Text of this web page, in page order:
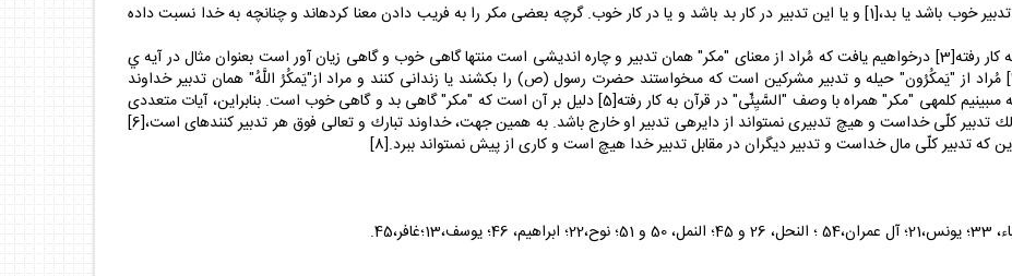
"مكر" در لغت به معناى تدبير است. اعمّ از آن كه اصل تدبير خوب باشد يا بد،[1] و يا اين تدبير در كار بد باشد و يا در كار خوب. گرچه بعضى مكر را به فريب دادن معنا كرده‏اند و چنانچه به خدا نسبت داده
(مكر الهى): با ملاحظه‏ ى آياتى كه كلمه‏ى "مكر" در آن به كار رفته[3] درخواهيم يافت كه مُراد از معناى "مكر" همان تدبير و چاره انديشى است منتها گاهى خوب و گاهى زيان آور است بعنوان مثال در آيه ي
شريفه‏ى «وَ يمكرون و يكمر اللَّه واللَّه خَير الماكِرين».[4] مُراد از "يَمكُرُون" حيله و تدبير مشركين است كه مى‏خواستند حضرت رسول (ص) را بكشند يا زندانى كنند و مراد از"يَمكُرُ اللَّهُ" همان تدبير خداوند
است كه آن حضرت را مأمور به هجرت نمود. و همين كه مى‏بينيم كلمه‏ى "مكر" همراه با وصف "السَّيِئّى" در قرآن به كار رفته[5] دليل بر آن است كه "مكر" گاهى بد و گاهى خوب است. بنابراين، آيات متعددى
كه"مكر" را به خدا نسبت مى‏دهند، منظور آن است كه مالك تدبير كلّى خداست و هيچ تدبيرى نمى‏تواند از دايره‏ى تدبير او خارج باشد. به همين جهت، خداوند تبارك و تعالى فوق هر تدبير كننده‏اى است،[6]